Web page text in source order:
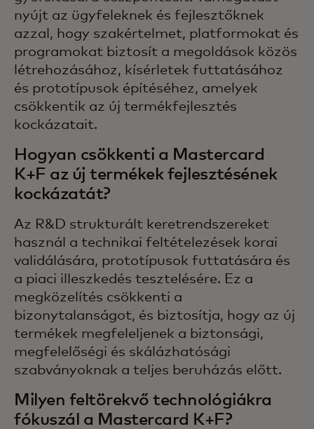
nyújt az ügyfeleknek és fejlesztőknek
azzal, hogy szakértelmet, platformokat és
programokat biztosít a megoldások közös
létrehozásához, kísérletek futtatásához
és prototípusok építéséhez, amelyek
csökkentik az új termékfejlesztés
kockázatait.
Hogyan csökkenti a Mastercard
K+F az új termékek fejlesztésének
kockázatát?
Az R&D strukturált keretrendszereket
használ a technikai feltételezések korai
validálására, prototípusok futtatására és
a piaci illeszkedés tesztelésére. Ez a
megközelítés csökkenti a
bizonytalanságot, és biztosítja, hogy az új
termékek megfeleljenek a biztonsági,
megfelelőségi és skálázhatósági
szabványoknak a teljes beruházás előtt.
Milyen feltörekvő technológiákra
fókuszál a Mastercard K+F?